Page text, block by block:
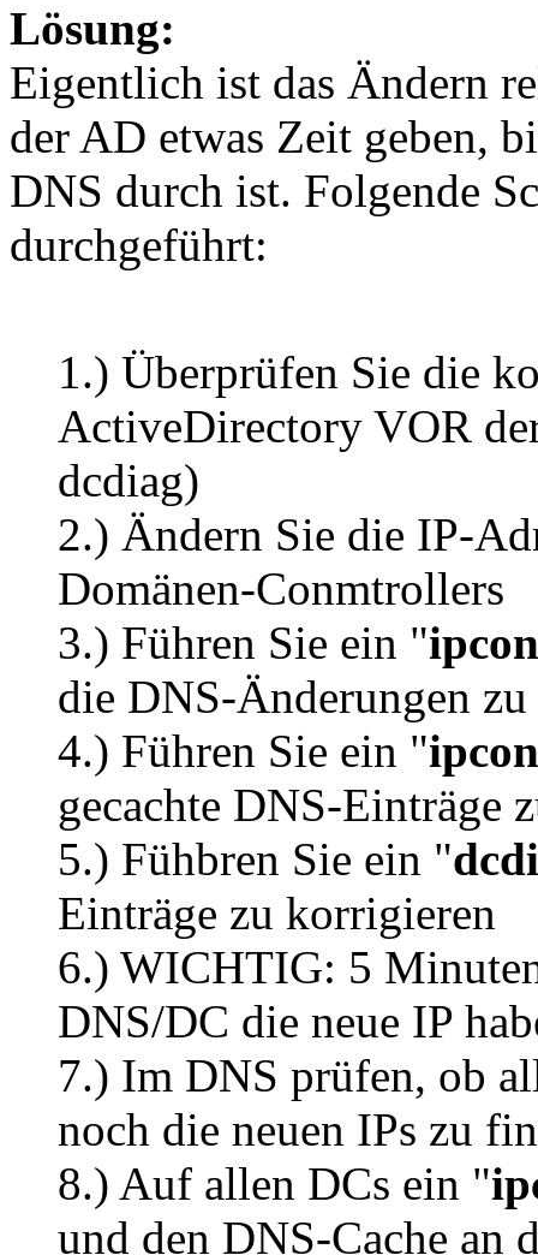
Lösung:
Eigentlich ist das Ändern
der AD etwas Zeit geben,
DNS durch ist. Folgende
durchgeführt:
1.) Überprüfen Sie die
ActiveDirectory VOR
dcdiag)
2.) Ändern Sie die IP-
Domänen-Conmtrollers
3.) Führen Sie ein "
die DNS-Änderungen
4.) Führen Sie ein "
gecachte DNS-Einträge
5.) Fühbren Sie ein "
Einträge zu korrigieren
6.) WICHTIG: 5
DNS/DC die neue IP
7.) Im DNS prüfen, ob
noch die neuen IPs zu
8.) Auf allen DCs ein "
und den DNS-Cache an